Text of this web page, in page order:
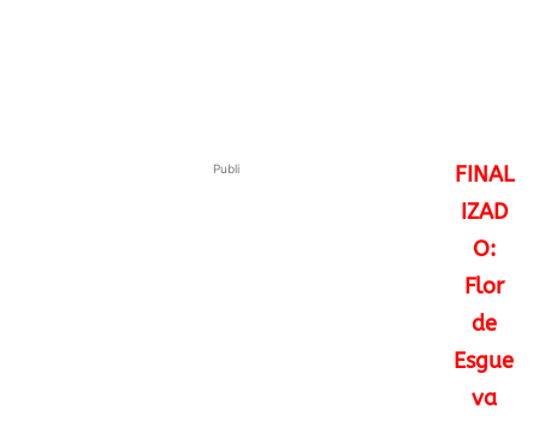
Publi
FINAL
IZAD
O:
Flor
de
Esgue
va